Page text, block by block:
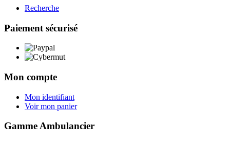
Restauration BTP
Recherche
Paiement sécurisé
Mon compte
Mon identifiant
Voir mon panier
Gamme Ambulancier